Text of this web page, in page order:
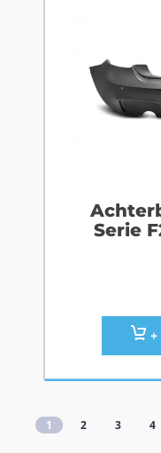
Serie
+
1 2 3 4